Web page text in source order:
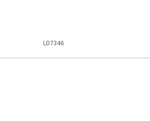
LD7346